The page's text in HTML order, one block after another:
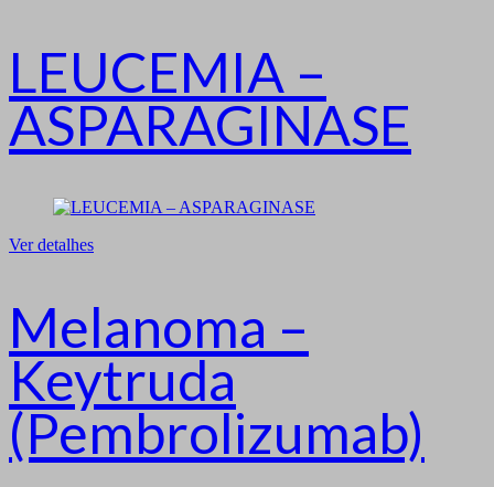
LEUCEMIA –
ASPARAGINASE
Ver detalhes
Melanoma –
Keytruda
(Pembrolizumab)